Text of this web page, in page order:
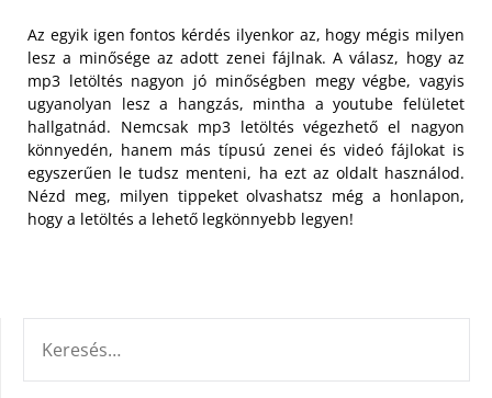
Az egyik igen fontos kérdés ilyenkor az, hogy mégis milyen
lesz a minősége az adott zenei fájlnak. A válasz, hogy az
mp3 letöltés nagyon jó minőségben megy végbe, vagyis
ugyanolyan lesz a hangzás, mintha a youtube felületet
hallgatnád. Nemcsak mp3 letöltés végezhető el nagyon
könnyedén, hanem más típusú zenei és videó fájlokat is
egyszerűen le tudsz menteni, ha ezt az oldalt használod.
Nézd meg, milyen tippeket olvashatsz még a honlapon,
hogy a letöltés a lehető legkönnyebb legyen!